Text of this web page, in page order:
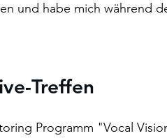
und habe mich während
Treffen
Programm "Vocal